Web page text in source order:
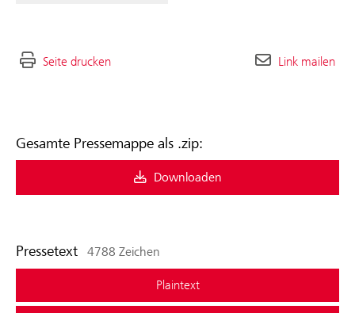
Gesamte Pressemappe als .zip:
Downloaden
Pressetext 4788 Zeichen
Plaintext
Seite drucken Link mailen